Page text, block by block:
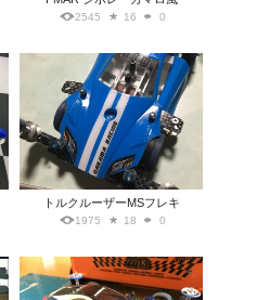
2545 16 0
トルクルーザーMSフレキ
1975 18 0